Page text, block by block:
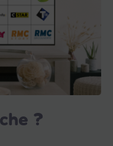
?